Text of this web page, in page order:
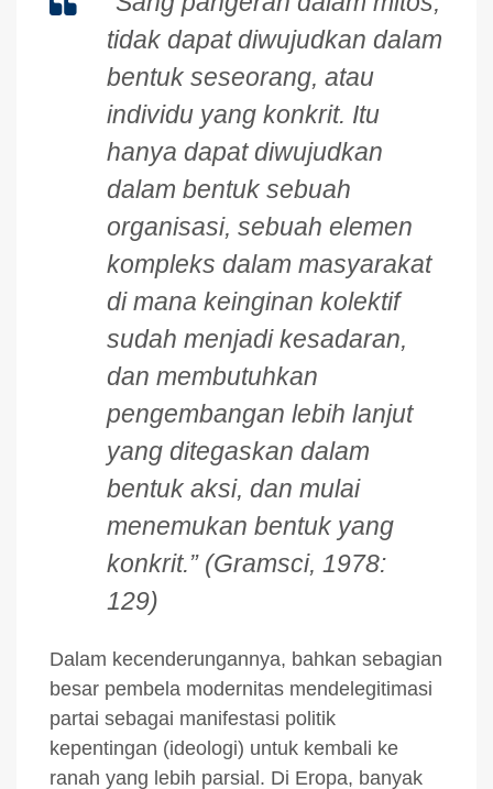
tidak dapat diwujudkan dalam
bentuk seseorang, atau
individu yang konkrit. Itu
hanya dapat diwujudkan
dalam bentuk sebuah
organisasi, sebuah elemen
kompleks dalam masyarakat
di mana keinginan kolektif
sudah menjadi kesadaran,
dan membutuhkan
pengembangan lebih lanjut
yang ditegaskan dalam
bentuk aksi, dan mulai
menemukan bentuk yang
konkrit.” (Gramsci, 1978:
129)
Dalam kecenderungannya, bahkan sebagian
besar pembela modernitas mendelegitimasi
partai sebagai manifestasi politik
kepentingan (ideologi) untuk kembali ke
ranah yang lebih parsial. Di Eropa, banyak